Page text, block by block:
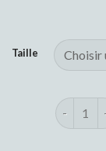
Taille
quantité